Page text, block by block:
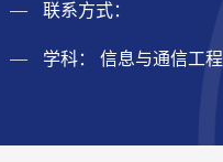
联系方式：
学科： 信息与通信工程